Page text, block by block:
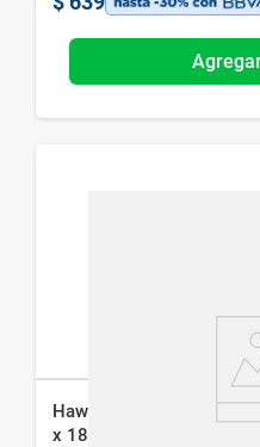
Hawaiian Tropic Island
x 180 ml